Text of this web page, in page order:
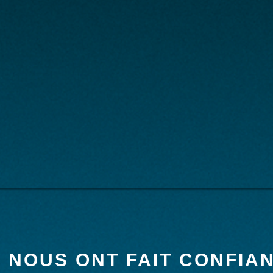
NOUS ONT FAIT